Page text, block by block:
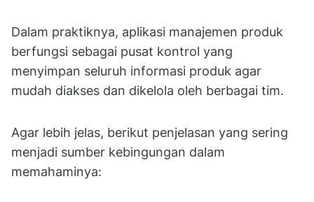
Dalam praktiknya, aplikasi manajemen produk
berfungsi sebagai pusat kontrol yang
menyimpan seluruh informasi produk agar
mudah diakses dan dikelola oleh berbagai tim.
Agar lebih jelas, berikut penjelasan yang sering
menjadi sumber kebingungan dalam
memahaminya: